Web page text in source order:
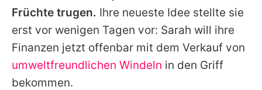
Früchte trugen. Ihre neueste Idee stellte sie
erst vor wenigen Tagen vor: Sarah will ihre
Finanzen jetzt offenbar mit dem Verkauf von
umweltfreundlichen Windeln in den Griff
bekommen.